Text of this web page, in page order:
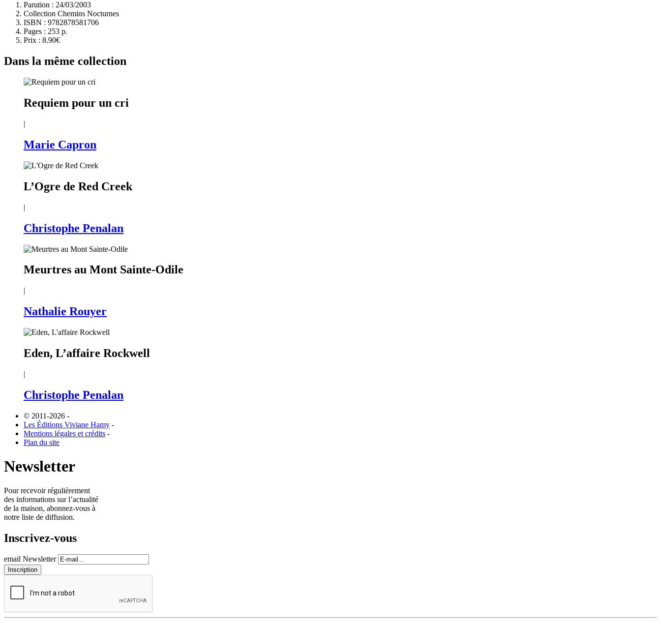
Parution : 24/03/2003
Collection Chemins Nocturnes
ISBN : 9782878581706
Pages : 253 p.
Prix : 8.90€
Dans la même collection
Requiem pour un cri
|
Marie Capron
L’Ogre de Red Creek
|
Christophe Penalan
Meurtres au Mont Sainte-Odile
|
Nathalie Rouyer
Eden, L’affaire Rockwell
|
Christophe Penalan
© 2011-2026 -
Les Éditions Viviane Hamy -
Mentions légales et crédits -
Plan du site
Newsletter
Pour recevoir régulièrement
des informations sur l’actualité
de la maison, abonnez-vous à
notre liste de diffusion.
Inscrivez-vous
email Newsletter